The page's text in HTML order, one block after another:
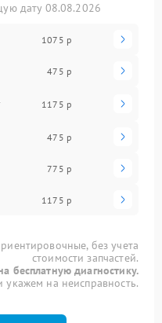
дату 08.08.2026
1075 р
475 р
1175 р
475 р
775 р
1175 р
без учета
стоимости запчастей.
бесплатную диагностику.
на неисправность.